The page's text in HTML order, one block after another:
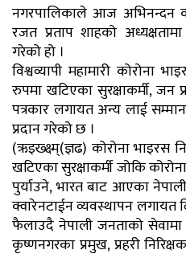
नगरपालिकाले आज अभिनन्दन
रजत प्रताप शाहको
गरेको हो ।
विश्वव्यापी महामारी कोरोना
रुपमा खटिएका सुरक्षाकर्मी, जन
पत्रकार लगायत अन्य लाई
प्रदान गरेको छ ।
(ऋइख्क्ष्म्(ज्ञढ) कोरोना भाइरस
खटिएका सुरक्षाकर्मी जोकि
पुर्याउने, भारत बाट आएका
क्वारेनटाईन व्यवस्थापन लगायत
फैलाउदै नेपाली जनताको सेवामा
कृष्णनगरका प्रमुख, प्रहरी